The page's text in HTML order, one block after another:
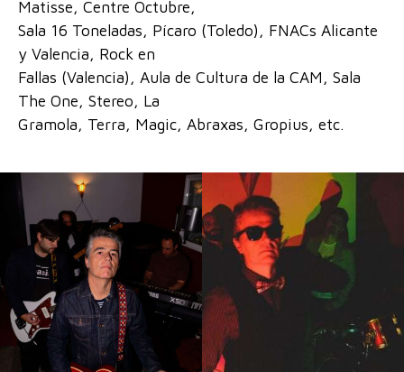
Matisse, Centre Octubre,
Sala 16 Toneladas, Pícaro (Toledo), FNACs Alicante
y Valencia, Rock en
Fallas (Valencia), Aula de Cultura de la CAM, Sala
The One, Stereo, La
Gramola, Terra, Magic, Abraxas, Gropius, etc.